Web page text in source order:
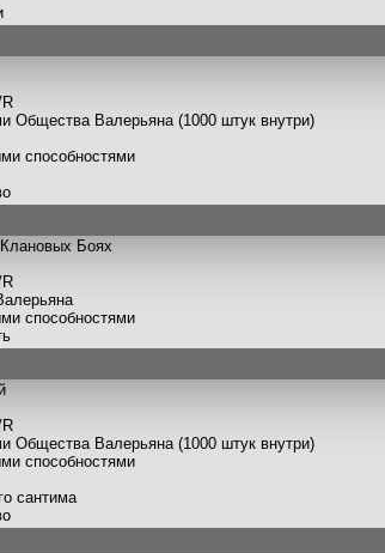
Общества Валерьяна (1000 штук внутри)
способностями
Боях
способностями
Общества Валерьяна (1000 штук внутри)
способностями
сантима